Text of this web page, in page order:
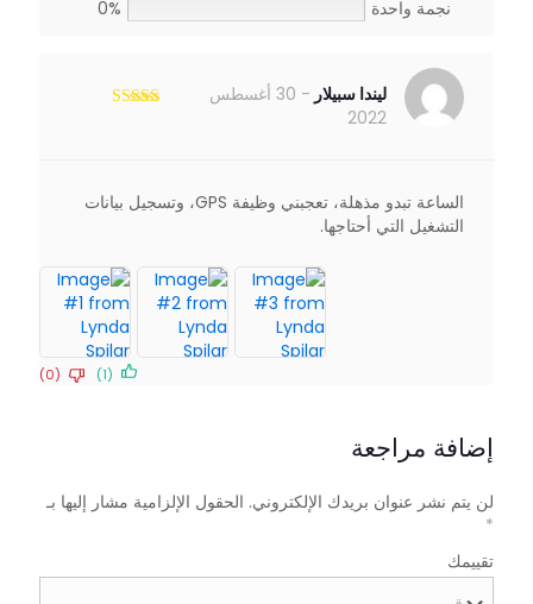
نجمة واحدة
0%
ليندا سبيلار -
30 أغسطس
2022
الساعة تبدو مذهلة، تعجبني وظيفة GPS، وتسجيل بيانات
التشغيل التي أحتاجها.
(1)
(0)
إضافة مراجعة
لن يتم نشر عنوان بريدك الإلكتروني. الحقول الإلزامية مشار إليها بـ
*
تقييمك